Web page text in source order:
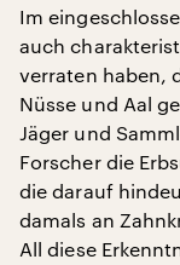
Im
auch
verraten haben,
Nüsse und Aal
Jäger und
Forscher die
die darauf
damals an
All diese